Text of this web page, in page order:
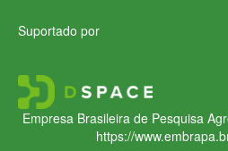
Suportado por
Empresa Brasileira de Pesquisa
https://